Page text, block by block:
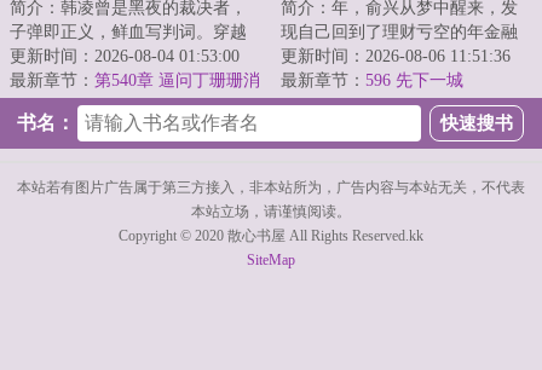
简介：韩凌曾是黑夜的裁决者，
子弹即正义，鲜血写判词。穿越
重获新生，那些曾经猎杀的魑魅
魍魉，如今变成...
更新时间：2026-08-04 01:53:00
最新章节： 第540章 逼问丁珊珊消
息（两章合一）
简介：年，俞兴从梦中醒来，发
现自己回到了理财亏空的年金融
危机前夕。梦中的自己，初学
医，未能从业，后...
更新时间：2026-08-06 11:51:36
最新章节： 596 先下一城
书名：
本站若有图片广告属于第三方接入，非本站所为，广告内容与本站无关，不代表
本站立场，请谨慎阅读。
Copyright © 2020 散心书屋 All Rights Reserved.kk
SiteMap